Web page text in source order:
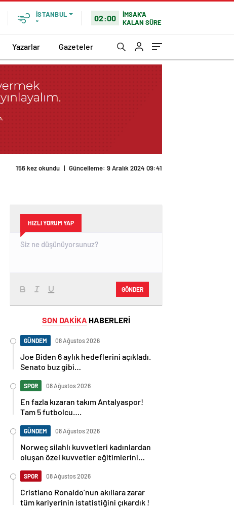
İSTANBUL
°
02:00
İMSAK'A
KALAN SÜRE
Yazarlar Gazeteler
156 kez okundu | Güncelleme: 9 Aralık 2024 09:41
HIZLI YORUM YAP
GÖNDER
SON DAKİKA HABERLERİ
GÜNDEM 08 Ağustos 2026
Joe Biden 6 aylık hedeflerini açıkladı.
Senato buz gibi…
SPOR 08 Ağustos 2026
En fazla kızaran takım Antalyaspor!
Tam 5 futbolcu….
GÜNDEM 08 Ağustos 2026
Norweç silahlı kuvvetleri kadınlardan
oluşan özel kuvvetler eğitimlerini
SPOR 08 Ağustos 2026
Cristiano Ronaldo’nun akıllara zarar
tüm kariyerinin istatistiğini çıkardık !